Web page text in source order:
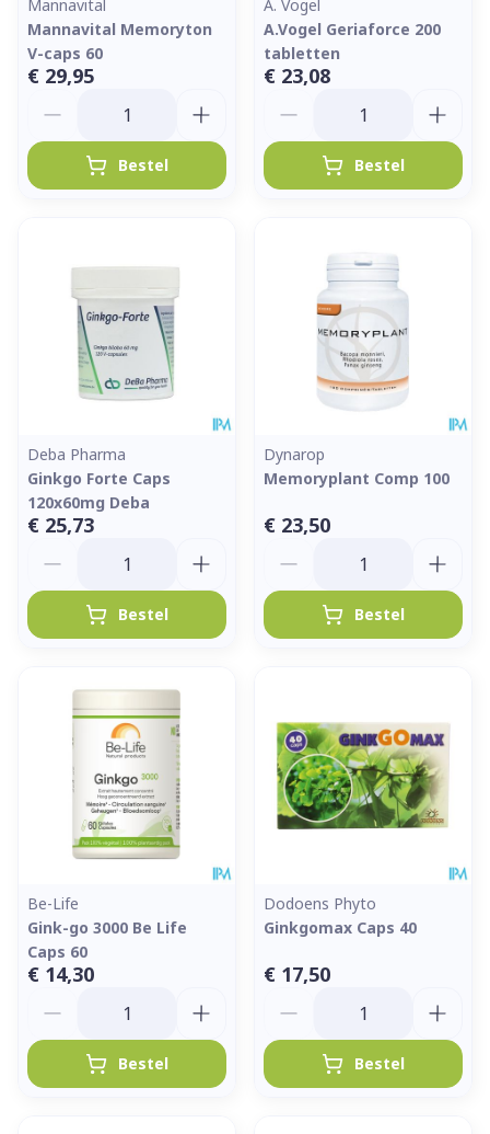
Mannavital
Mannavital Memoryton
V-caps 60
€ 29,95
Bestel
A. Vogel
A.Vogel Geriaforce 200
tabletten
€ 23,08
Bestel
Deba Pharma
Ginkgo Forte Caps
120x60mg Deba
€ 25,73
Bestel
Dynarop
Memoryplant Comp 100
€ 23,50
Bestel
Be-Life
Gink-go 3000 Be Life
Caps 60
€ 14,30
Bestel
Dodoens Phyto
Ginkgomax Caps 40
€ 17,50
Bestel